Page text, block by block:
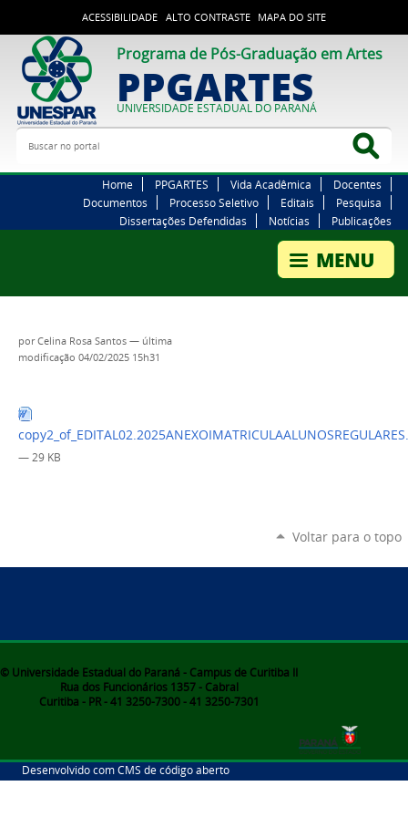
ACESSIBILIDADE ALTO CONTRASTE MAPA DO SITE
Programa de Pós-Graduação em Artes
PPGARTES
UNIVERSIDADE ESTADUAL DO PARANÁ
Buscar no portal
Home PPGARTES Vida Acadêmica
Docentes
Documentos
Processo Seletivo Editais
Pesquisa
Dissertações Defendidas
Notícias Publicações
porCelina Rosa Santos — última
modificação 04/02/2025 15h31
— 29 KB
Voltar para o topo
© Universidade Estadual do Paraná - Campus de Curitiba II
Rua dos Funcionários 1357 - Cabral
Curitiba - PR - 41 3250-7300 - 41 3250-7301
Desenvolvido com CMS de código aberto